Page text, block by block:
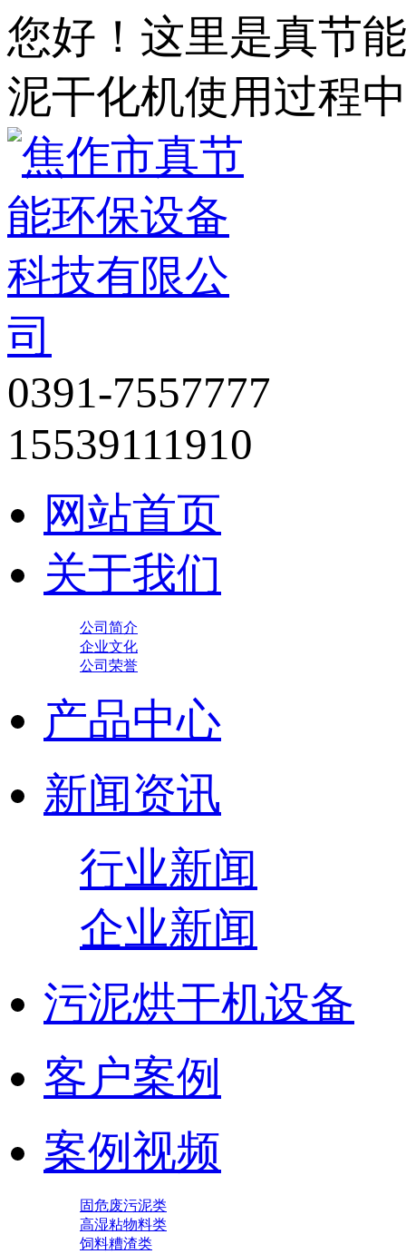
您好！这里是真节
泥干化机使用过程
0391-7557777
15539111910
网站首页
关于我们
公司简介
企业文化
公司荣誉
产品中心
新闻资讯
行业新闻
企业新闻
污泥烘干机设备
客户案例
案例视频
固危废污泥类
高湿粘物料类
饲料糟渣类